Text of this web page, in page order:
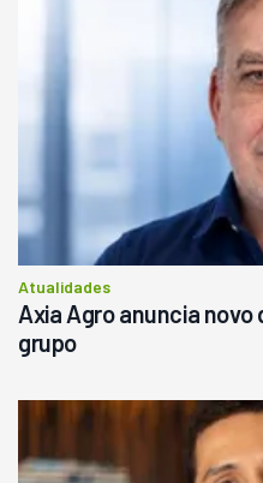
Atualidades
Axia Agro anuncia
grupo